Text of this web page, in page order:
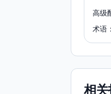
高级
术语
相